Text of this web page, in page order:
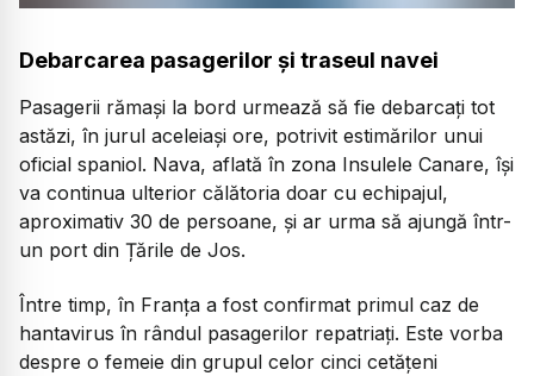
Debarcarea pasagerilor și traseul navei
Pasagerii rămași la bord urmează să fie debarcați tot
astăzi, în jurul aceleiași ore, potrivit estimărilor unui
oficial spaniol. Nava, aflată în zona Insulele Canare, își
va continua ulterior călătoria doar cu echipajul,
aproximativ 30 de persoane, și ar urma să ajungă într-
un port din Țările de Jos.
Între timp, în Franța a fost confirmat primul caz de
hantavirus în rândul pasagerilor repatriați. Este vorba
despre o femeie din grupul celor cinci cetățeni